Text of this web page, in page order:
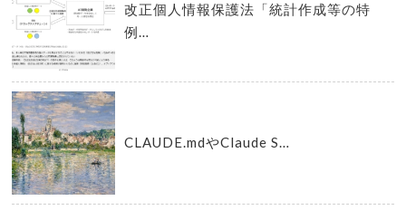
改正個人情報保護法「統計作成等の特
例…
CLAUDE.mdやClaude S…